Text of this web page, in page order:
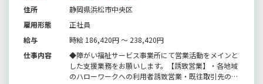
住所
静岡県浜松市中央区
雇用形態
正社員
給与
時給 186,420円 ～ 238,420円
仕事内容
◆障がい福祉サービス事業所にて営業活動をメインと
した支援業務をお願いします。【誘致営業】・各地域
のハローワークへの利用者誘致営業・既往取引先の相